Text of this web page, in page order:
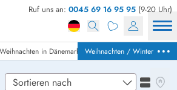
Ruf uns an: 0045 69 16 95 95 (9-20 Uhr)
Weihnachten in Dänemark Weihnachten / Winter
finden